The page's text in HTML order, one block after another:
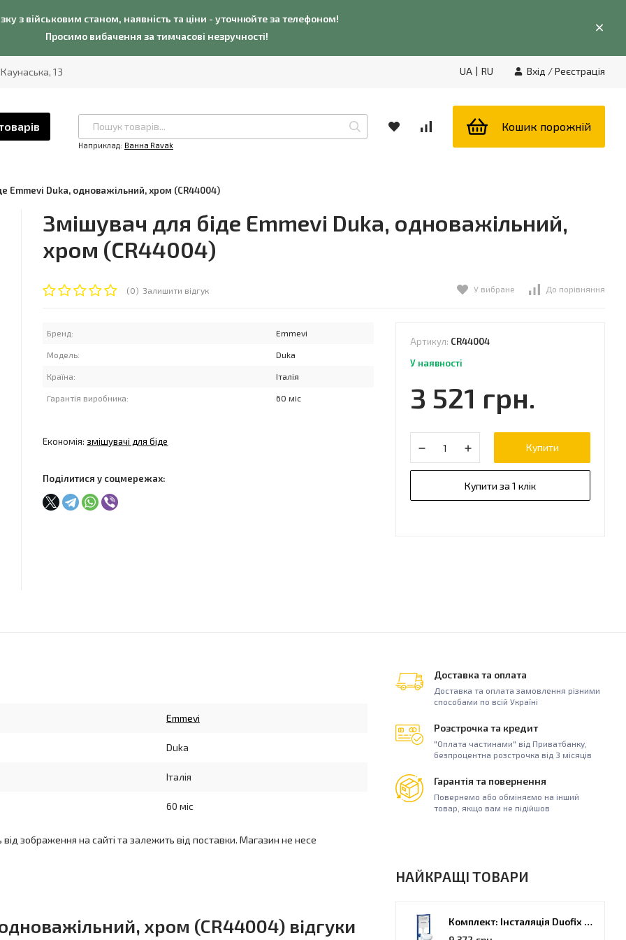
з військовим станом, наявність та ціни - уточнюйте за телефоном!
Просимо вибачення за тимчасові незручності!
13 UA | RU Вхід /Реєстрація
Наприклад: Ванна Ravak
Кошик порожній
Emmevi Duka, одноважільний, хром (CR44004)
Змішувач для біде Emmevi Duka, одноважільний,
хром (CR44004)
(0) Залишити відгук У вибране До порівняння
Бренд: Emmevi
Модель: Duka
Країна: Італія
Гарантія виробника: 60 міс
Економія: змішувачі для біде
Поділитися у соцмережах:
Артикул: CR44004
У наявності
3 521 грн.
Купити
Купити за 1 клік
Доставка та оплата
Доставка та оплата замовлення різними
способами по всій Україні
Розстрочка та кредит
"Оплата частинами" від Приватбанку,
безпроцентна розстрочка від 3 місяців
Гарантія та повернення
Повернемо або обміняємо на інший
товар, якщо вам не підійшов
НАЙКРАЩІ ТОВАРИ
Комплект: Інсталяція Duofix PRO 20 + унітаз Kolo Idol (118.315.21.2)
Emmevi
Duka
Італія
60 міс
зображення на сайті та залежить від поставки. Магазин не несе
хром (CR44004) відгуки